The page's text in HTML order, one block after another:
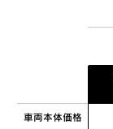
車両本体価格